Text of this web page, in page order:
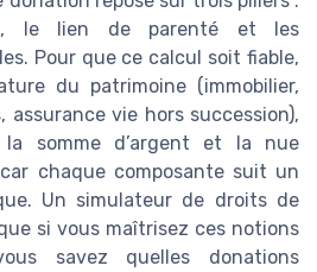
le lien de parenté et les
Pour que ce calcul soit fiable,
du patrimoine (immobilier,
assurance vie hors succession),
la somme d’argent et la nue
chaque composante suit un
Un simulateur de droits de
si vous maîtrisez ces notions
savez quelles donations